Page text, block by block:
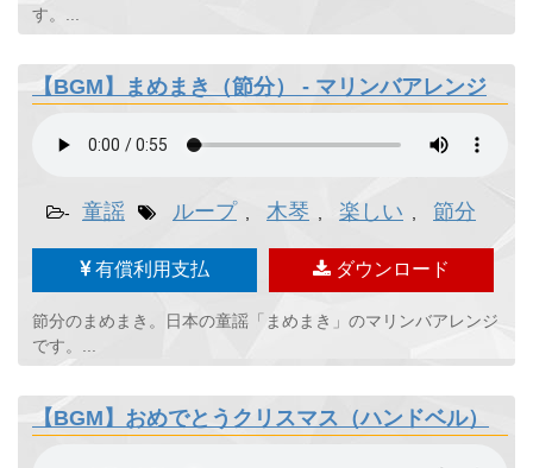
す。...
【BGM】まめまき（節分） - マリンバアレンジ
- 童謡 ループ 木琴 楽しい 節分
有償利用支払 ダウンロード
節分のまめまき。日本の童謡「まめまき」のマリンバアレンジ
です。...
【BGM】おめでとうクリスマス（ハンドベル）